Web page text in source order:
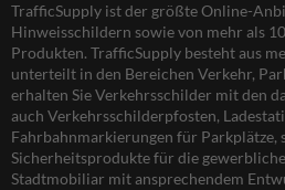
TrafficSupply ist der größte Online-
Hinweisschildern sowie von mehr als
Produkten. TrafficSupply besteht aus
unterteilt in den Bereichen Verkehr,
erhalten Sie Verkehrsschilder mit den
auch Verkehrsschilderpfosten,
Fahrbahnmarkierungen für Parkplätze,
Sicherheitsprodukte für die
Stadtmobiliar mit ansprechendem